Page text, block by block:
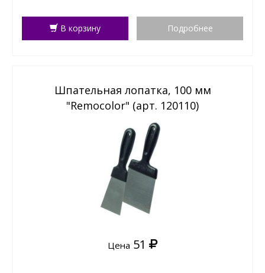
В корзину Подробнее
Шпательная лопатка, 100 мм
"Remocolor" (арт. 120110)
Цена 51